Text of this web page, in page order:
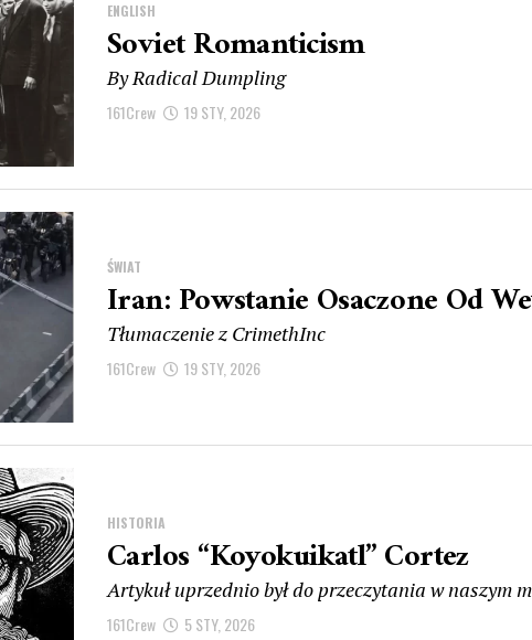
ENGLISH
Soviet Romanticism
By Radical Dumpling
161Crew 19 STY, 2026
ŚWIAT
Iran: Powstanie Osaczone Od
Tłumaczenie z CrimethInc
161Crew 19 STY, 2026
HISTORIA
Carlos “Koyokuikatl” Cortez
Artykuł uprzednio był do przeczytania w naszym
161Crew 5 STY, 2026